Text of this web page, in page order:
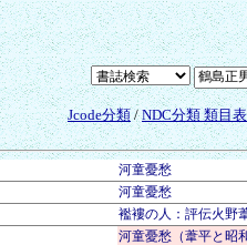
Jcode分類/NDC分類 類目
河童憂愁
河童憂愁
襤褸の人：評伝火野
河童憂愁（葦平と昭